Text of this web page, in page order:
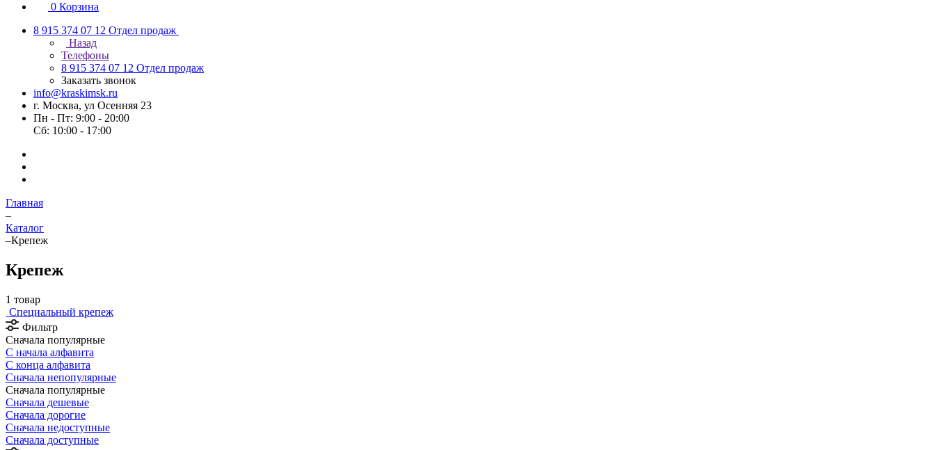
0 Корзина
8 915 374 07 12 Отдел продаж
Назад
Телефоны
8 915 374 07 12 Отдел продаж
Заказать звонок
info@kraskimsk.ru
г. Москва, ул Осенняя 23
Пн - Пт: 9:00 - 20:00
Сб: 10:00 - 17:00
Главная
–
Каталог
–Крепеж
Крепеж
1 товар
Специальный крепеж
Фильтр
Сначала популярные
С начала алфавита
С конца алфавита
Сначала непопулярные
Сначала популярные
Сначала дешевые
Сначала дорогие
Сначала недоступные
Сначала доступные